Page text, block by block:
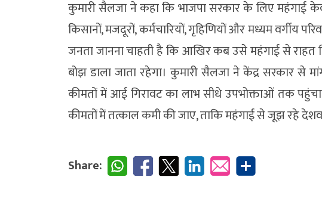
कुमारी सैलजा ने कहा कि भाजपा सरकार के लिए
किसानों, मजदूरों, कर्मचारियों, गृहिणियों और मध्यम वर्गीय
जनता जानना चाहती है कि आखिर कब उसे महंगाई से
बोझ डाला जाता रहेगा। कुमारी सैलजा ने केंद्र सरकार से
कीमतों में आई गिरावट का लाभ सीधे उपभोक्ताओं तक
कीमतों में तत्काल कमी की जाए, ताकि महंगाई से जूझ रहे
Share: